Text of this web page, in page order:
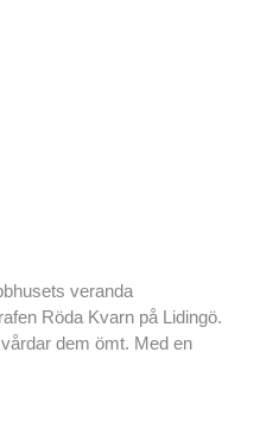
veranda
Röda Kvarn på Lidingö.
dem ömt. Med en